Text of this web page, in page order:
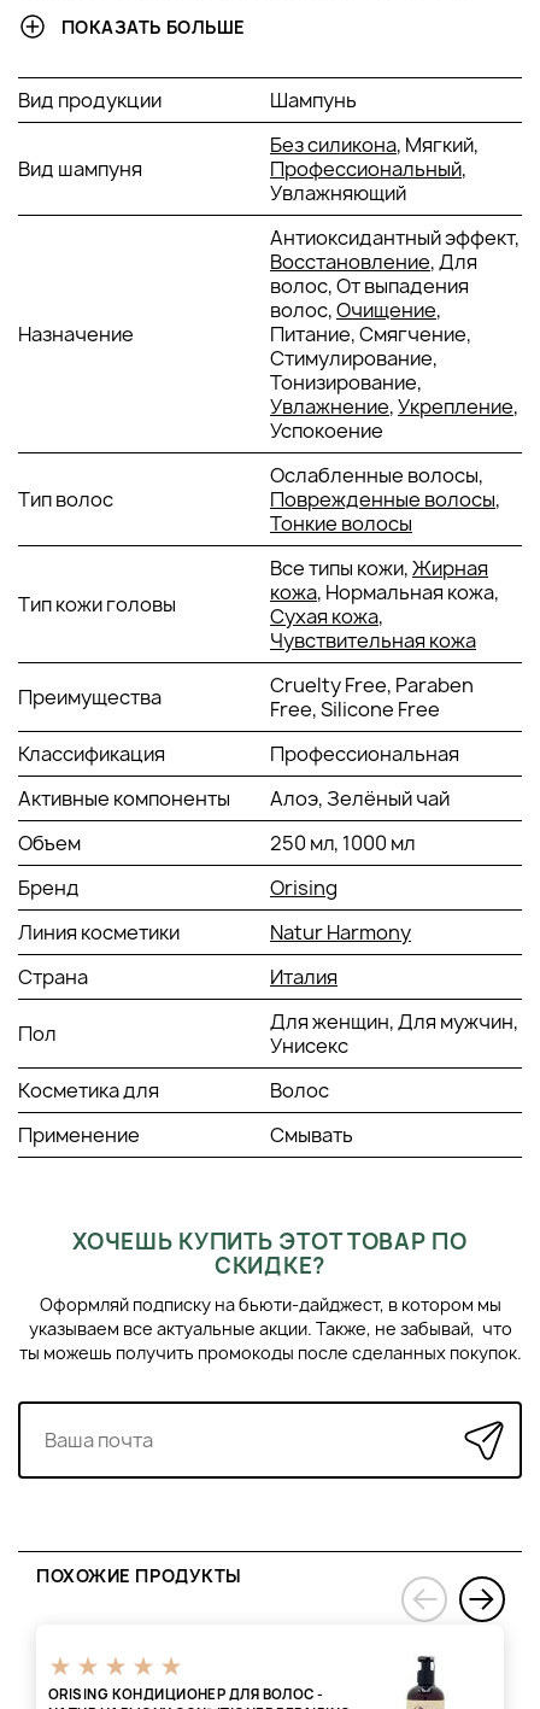
Богат незаменимыми аминокислотами, полезными
Увлажняющие и смягчающие свойства.
Антиоксидантные и укрепляющие свойства.
Содержит витамины А, В, С, Е.
Комбинированный экстракт гидролизованной
рукколы + стволовые клетки красного винограда +
экстракт ореха — эта синергия помогает
стимулировать жизнеспособность дермального
сосочка волосяного фолликула. Антиоксидантные и
Экстракт моркови – содержит витамины А, В, С, Е.
Антиоксидантные свойства.
Экстракт лаванды – балансирующий, успокаивающий
и тонизирующий эффект.
Экстракт риса – богат незаменимыми
аминокислотами, полезными для синтеза кератина.
Увлажняющие и смягчающие свойства.
Экстракт листьев зеленого чая – антиоксидант,
стимулирующий, тонизирующий и антирадикальный.
Эфирное масло мяты перечной – освежающее
действие, тонизирующее, дермоочищающее.
СПОСОБ ПРИМЕНЕНИЯ:
волосы и кожу головы, нежно помассировать до
образования мягкой пены и смыть теплой водой. Хорошо
взболтать перед использованием.
ПОКАЗАТЬ БОЛЬШЕ
Вид продукции Шампунь
Вид шампуня
Без силикона, Мягкий,
Профессиональный,
Увлажняющий
Назначение
Антиоксидантный эффект,
Восстановление, Для
волос, От выпадения
волос,Очищение,
Питание, Смягчение,
Стимулирование,
Тонизирование,
Увлажнение,Укрепление,
Успокоение
Тип волос
Ослабленные волосы,
Поврежденные волосы,
Тонкие волосы
Тип кожи головы
Все типы кожи,Жирная
кожа, Нормальная кожа,
Сухая кожа,
Чувствительная кожа
Преимущества
Cruelty Free, Paraben
Free, Silicone Free
Классификация
Профессиональная
Активные компоненты
Алоэ, Зелёный чай
Объем
250 мл, 1000 мл
Бренд
Orising
Линия косметики
Natur Harmony
Страна
Италия
Пол
Для женщин, Для мужчин,
Унисекс
Косметика для
Волос
Применение
Смывать
ХОЧЕШЬ КУПИТЬ ЭТОТ ТОВАР ПО
СКИДКЕ?
Оформляй подписку на бьюти-дайджест, в котором мы
указываем все актуальные акции. Также, не забывай, что
ты можешь получить промокоды после сделанных покупок.
ПОХОЖИЕ ПРОДУКТЫ
ORISING КОНДИЦИОНЕР ДЛЯ ВОЛОС -
‹
›